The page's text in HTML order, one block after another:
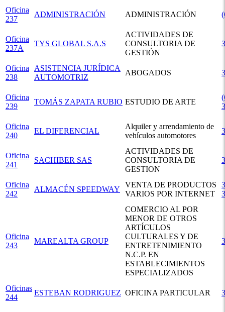
Oficina
237
ADMINISTRACIÓN ADMINISTRACIÓN
Oficina
237A
TYS GLOBAL S.A.S
ACTIVIDADES DE
CONSULTORIA DE
GESTIÓN
Oficina
238
ASISTENCIA JURÍDICA
AUTOMOTRIZ
ABOGADOS
Oficina
239
TOMÁS ZAPATA RUBIO ESTUDIO DE ARTE
Oficina
240
EL DIFERENCIAL
Alquiler y arrendamiento de
vehículos automotores
Oficina
241
SACHIBER SAS
ACTIVIDADES DE
CONSULTORIA DE
GESTION
Oficina
242
ALMACÉN SPEEDWAY
VENTA DE PRODUCTOS
VARIOS POR INTERNET
Oficina
243
MAREALTA GROUP
COMERCIO AL POR
MENOR DE OTROS
ARTÍCULOS
CULTURALES Y DE
ENTRETENIMIENTO
N.C.P. EN
ESTABLECIMIENTOS
ESPECIALIZADOS
Oficinas
244
ESTEBAN RODRIGUEZ OFICINA PARTICULAR